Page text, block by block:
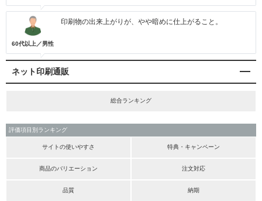
60代以上／男性
印刷物の出来上がりが、やや暗めに仕上がること。
ネット印刷通販
総合ランキング
評価項目別ランキング
サイトの使いやすさ 特典・キャンペーン
商品のバリエーション 注文対応
品質 納期